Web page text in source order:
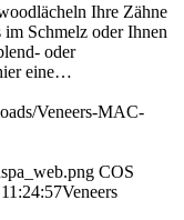
Ihre Zähne
Schmelz oder Ihnen
oder
eine…
Veneers-MAC-
COS
Veneers